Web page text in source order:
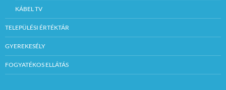
KÁBEL TV
TELEPÜLÉSI ÉRTÉKTÁR
GYEREKESÉLY
FOGYATÉKOS ELLÁTÁS